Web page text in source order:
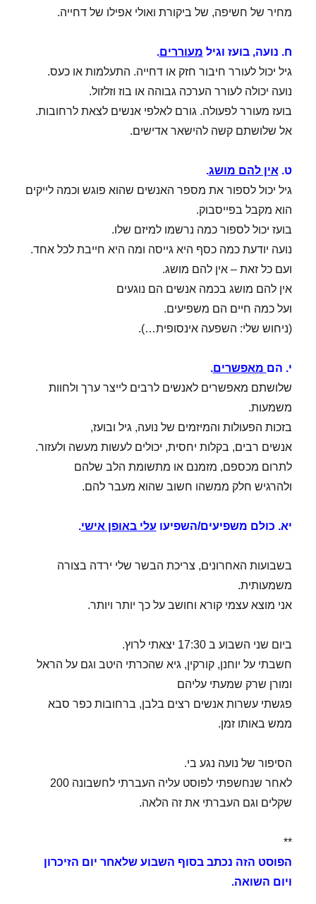
מחיר של חשיפה, של ביקורת ואולי אפילו של דחייה.
ח. נועה, בועז וגיל מעוררים.
גיל יכול לעורר חיבור חזק או דחייה. התעלמות או כעס.
נועה יכולה לעורר הערכה גבוהה או בוז וזלזול.
בועז מעורר לפעולה. גורם לאלפי אנשים לצאת לרחובות.
אל שלושתם קשה להישאר אדישים.
ט. אין להם מושג.
גיל יכול לספור את מספר האנשים שהוא פוגש וכמה לייקים
הוא מקבל בפייסבוק.
בועז יכול לספור כמה נרשמו למיזם שלו.
נועה יודעת כמה כסף היא גייסה ומה היא חייבת לכל אחד.
ועם כל זאת – אין להם מושג.
אין להם מושג בכמה אנשים הם נוגעים
ועל כמה חיים הם משפיעים.
(ניחוש שלי: השפעה אינסופית…).
י. הם מאפשרים.
שלושתם מאפשרים לאנשים לרבים לייצר ערך ולחוות
משמעות.
בזכות הפעולות והמיזמים של נועה, גיל ובועז,
אנשים רבים, בקלות יחסית, יכולים לעשות מעשה ולעזור.
לתרום מכספם, מזמנם או מתשומת הלב שלהם
ולהרגיש חלק ממשהו חשוב שהוא מעבר להם.
יא. כולם משפיעים/השפיעו עלי באופן אישי.
בשבועות האחרונים, צריכת הבשר שלי ירדה בצורה
משמעותית.
אני מוצא עצמי קורא וחושב על כך יותר ויותר.
ביום שני השבוע ב 17:30 יצאתי לרוץ.
חשבתי על יוחנן, קורקין, גיא שהכרתי היטב וגם על הראל
ומורן שרק שמעתי עליהם
פגשתי עשרות אנשים רצים בלבן, ברחובות כפר סבא
ממש באותו זמן.
הסיפור של נועה נגע בי.
לאחר שנחשפתי לפוסט עליה העברתי לחשבונה 200
שקלים וגם העברתי את זה הלאה.
**
הפוסט הזה נכתב בסוף השבוע שלאחר יום הזיכרון
ויום השואה.